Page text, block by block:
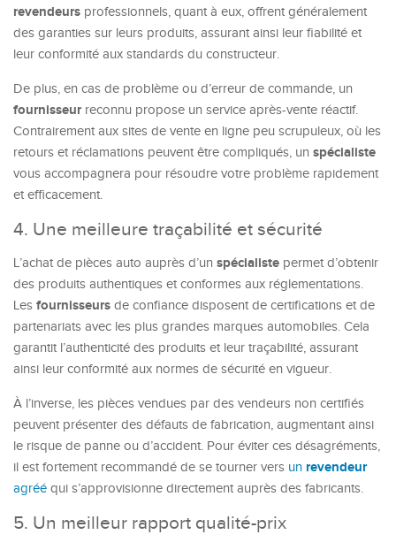
revendeurs professionnels, quant à eux, offrent généralement
des garanties sur leurs produits, assurant ainsi leur fiabilité et
leur conformité aux standards du constructeur.
De plus, en cas de problème ou d’erreur de commande, un
fournisseurreconnu propose un service après-vente réactif.
Contrairement aux sites de vente en ligne peu scrupuleux, où les
retours et réclamations peuvent être compliqués, un spécialiste
vous accompagnera pour résoudre votre problème rapidement
et efficacement.
4. Une meilleure traçabilité et sécurité
L’achat de pièces auto auprès d’un spécialiste permet d’obtenir
des produits authentiques et conformes aux réglementations.
Les fournisseurs de confiance disposent de certifications et de
partenariats avec les plus grandes marques automobiles. Cela
garantit l’authenticité des produits et leur traçabilité, assurant
ainsi leur conformité aux normes de sécurité en vigueur.
À l’inverse, les pièces vendues par des vendeurs non certifiés
peuvent présenter des défauts de fabrication, augmentant ainsi
le risque de panne ou d’accident. Pour éviter ces désagréments,
il est fortement recommandé de se tourner vers un revendeur
agréé qui s’approvisionne directement auprès des fabricants.
5. Un meilleur rapport qualité-prix